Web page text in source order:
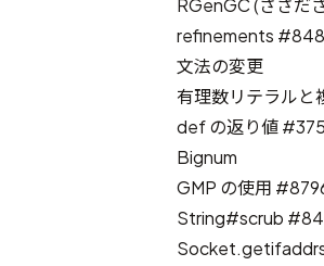
RGenGC (ささだ
refinements
文法の変更
有理数リテラル
def の返り値
Bignum
GMP の使用
String#scrub